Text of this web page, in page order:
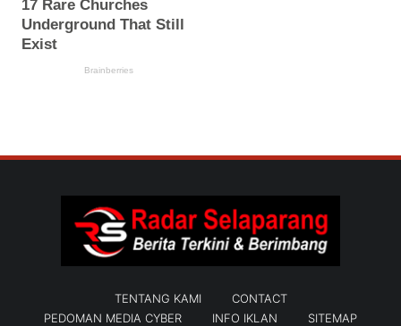
TENTANG KAMI
CONTACT
PEDOMAN MEDIA CYBER
INFO IKLAN
SITEMAP